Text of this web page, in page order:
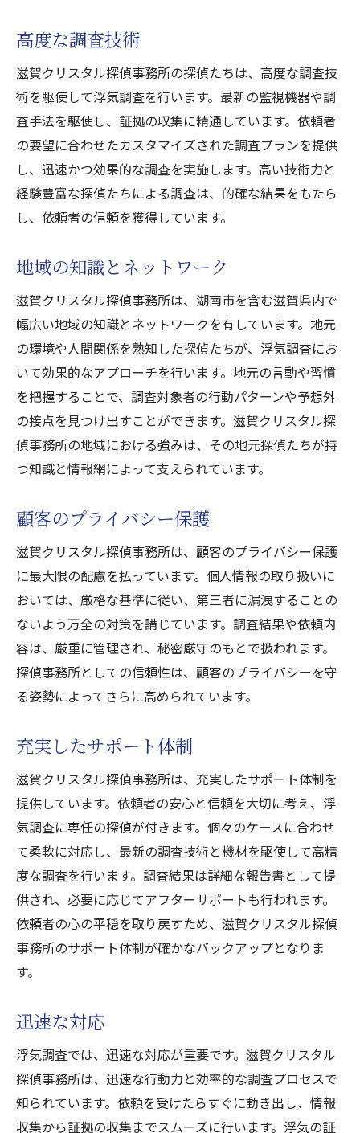
デジタルフォレンジック
目撃証言の収集
証拠の保管方法
証拠の法的活用
滋賀クリスタル探偵事務所の浮気調査湖南市で
の地域密着型のアプローチ
地域の特性を活かした調査
地元ネットワークの活用
湖南市の風土と文化理解
地元警察との連携
地域密着のメリット
浮気調査のプロフェッショナル滋賀クリスタル
探偵事務所湖南市での経験談
探偵の現場体験
調査中のエピソード
成功例の裏話
依頼者の声
今後の展望
浮気調査の手法とは滋賀クリスタル探偵事務所
が湖南市で実施する調査の流れ
初回相談の流れ
調査計画の立案
現場での調査手法
報告書の作成
アフターサポート
湖南市の浮気調査なら滋賀クリスタル探偵事務
所安心して依頼するためのポイント
信頼できる探偵事務所の選び方
依頼前に確認すべきこと
料金体系の透明性
プライバシー保護の徹底
契約内容の確認
滋賀クリスタル探偵事務所が教える湖南市での
浮気調査成功の秘訣
事前準備の重要性
適切なタイミングでの調査
最新技術の活用
高度な調査技術
滋賀クリスタル探偵事務所の探偵たちは、高度な調査技
術を駆使して浮気調査を行います。最新の監視機器や調
査手法を駆使し、証拠の収集に精通しています。依頼者
の要望に合わせたカスタマイズされた調査プランを提供
し、迅速かつ効果的な調査を実施します。高い技術力と
経験豊富な探偵たちによる調査は、的確な結果をもたら
し、依頼者の信頼を獲得しています。
地域の知識とネットワーク
滋賀クリスタル探偵事務所は、湖南市を含む滋賀県内で
幅広い地域の知識とネットワークを有しています。地元
の環境や人間関係を熟知した探偵たちが、浮気調査にお
いて効果的なアプローチを行います。地元の言動や習慣
を把握することで、調査対象者の行動パターンや予想外
の接点を見つけ出すことができます。滋賀クリスタル探
偵事務所の地域における強みは、その地元探偵たちが持
つ知識と情報網によって支えられています。
顧客のプライバシー保護
滋賀クリスタル探偵事務所は、顧客のプライバシー保護
に最大限の配慮を払っています。個人情報の取り扱いに
おいては、厳格な基準に従い、第三者に漏洩することの
ないよう万全の対策を講じています。調査結果や依頼内
容は、厳重に管理され、秘密厳守のもとで扱われます。
探偵事務所としての信頼性は、顧客のプライバシーを守
る姿勢によってさらに高められています。
充実したサポート体制
滋賀クリスタル探偵事務所は、充実したサポート体制を
提供しています。依頼者の安心と信頼を大切に考え、浮
気調査に専任の探偵が付きます。個々のケースに合わせ
て柔軟に対応し、最新の調査技術と機材を駆使して高精
度な調査を行います。調査結果は詳細な報告書として提
供され、必要に応じてアフターサポートも行われます。
依頼者の心の平穏を取り戻すため、滋賀クリスタル探偵
事務所のサポート体制が確かなバックアップとなりま
す。
迅速な対応
浮気調査では、迅速な対応が重要です。滋賀クリスタル
探偵事務所は、迅速な行動力と効率的な調査プロセスで
知られています。依頼を受けたらすぐに動き出し、情報
収集から証拠の収集までスムーズに行います。浮気の証